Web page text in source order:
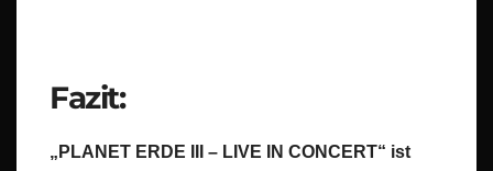
Fazit:
„PLANET ERDE III – LIVE IN CONCERT“ ist